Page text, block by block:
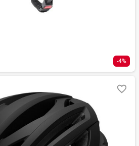
-4%